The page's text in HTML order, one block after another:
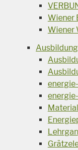
Wiener
Wiener